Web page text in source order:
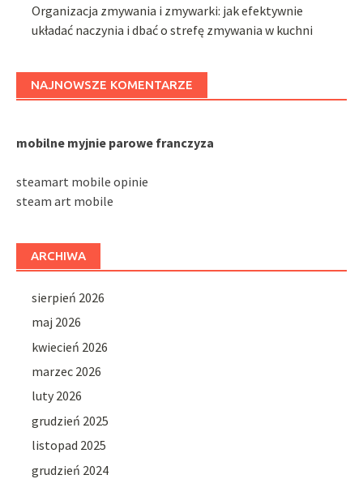
Organizacja zmywania i zmywarki: jak efektywnie
układać naczynia i dbać o strefę zmywania w kuchni
NAJNOWSZE KOMENTARZE
mobilne myjnie parowe franczyza
steamart mobile opinie
steam art mobile
ARCHIWA
sierpień 2026
maj 2026
kwiecień 2026
marzec 2026
luty 2026
grudzień 2025
listopad 2025
grudzień 2024